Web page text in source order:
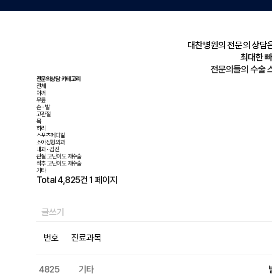
대찬병원의 전문의 상담
최대한
전문의들의 수술
전문의상담 카테고리
전체
어깨
무릎
손 · 발
고관절
목
허리
스포츠메디컬
소아정형외과
내과 · 검진
관절 고난이도 재수술
척추 고난이도 재수술
기타
Total 4,825건 1 페이지
글쓰기
번호 진료과목
4825 기타